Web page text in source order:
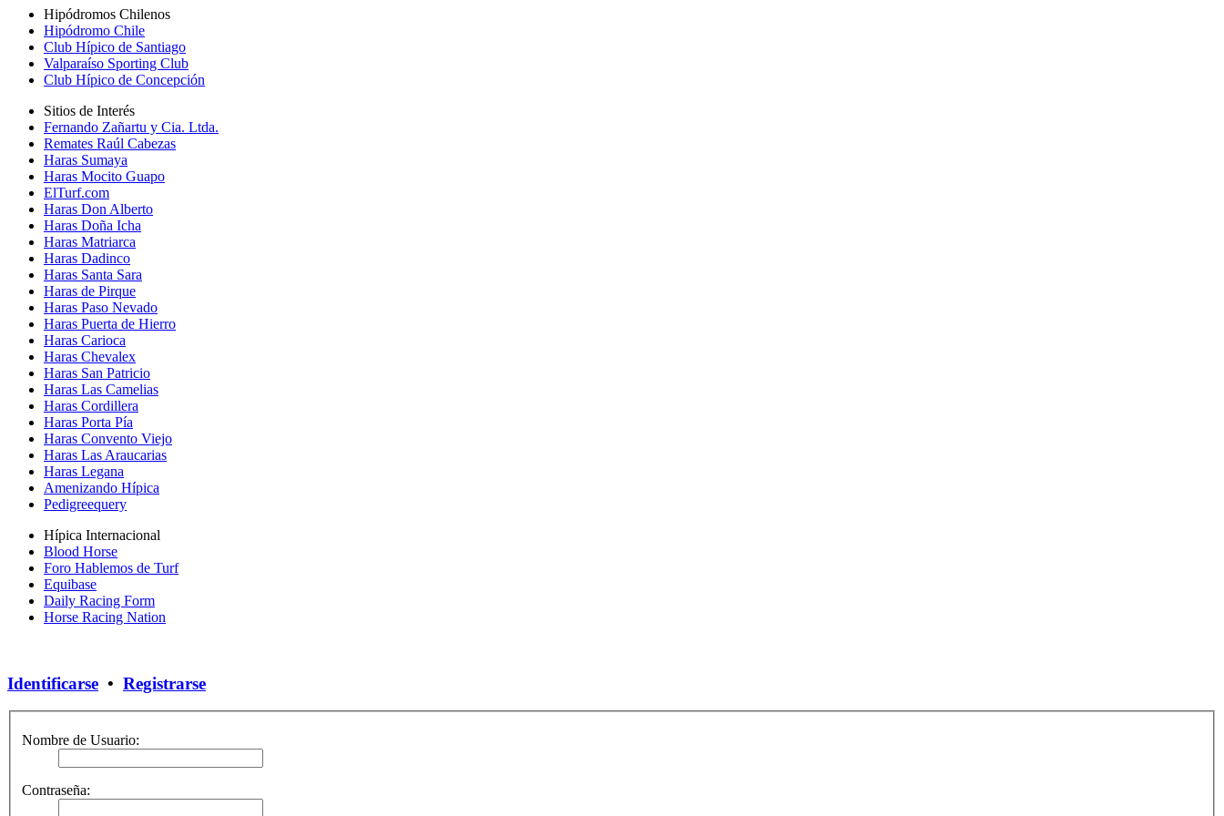
Hipódromos Chilenos
Hipódromo Chile
Club Hípico de Santiago
Valparaíso Sporting Club
Club Hípico de Concepción
Sitios de Interés
Fernando Zañartu y Cia. Ltda.
Remates Raúl Cabezas
Haras Sumaya
Haras Mocito Guapo
ElTurf.com
Haras Don Alberto
Haras Doña Icha
Haras Matriarca
Haras Dadinco
Haras Santa Sara
Haras de Pirque
Haras Paso Nevado
Haras Puerta de Hierro
Haras Carioca
Haras Chevalex
Haras San Patricio
Haras Las Camelias
Haras Cordillera
Haras Porta Pía
Haras Convento Viejo
Haras Las Araucarias
Haras Legana
Amenizando Hípica
Pedigreequery
Hípica Internacional
Blood Horse
Foro Hablemos de Turf
Equibase
Daily Racing Form
Horse Racing Nation
Identificarse • Registrarse
Nombre de Usuario:
Contraseña: